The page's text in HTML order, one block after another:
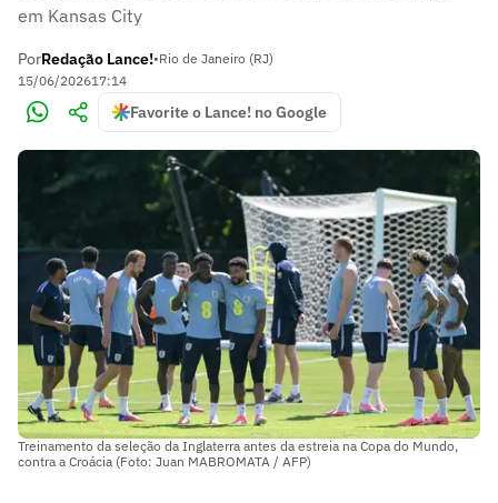
em Kansas City
PorRedação Lance!•Rio de Janeiro (RJ)
15/06/202617:14
Favorite o Lance! no Google
Treinamento da seleção da Inglaterra antes da estreia na Copa do Mundo,
contra a Croácia (Foto: Juan MABROMATA / AFP)